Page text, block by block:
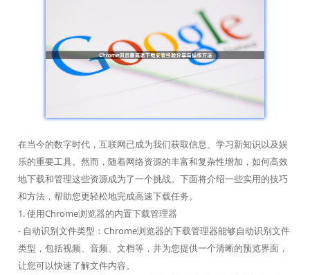
在当今的数字时代，互联网已成为我们获取信息、学习新知识以及娱
乐的重要工具。然而，随着网络资源的丰富和复杂性增加，如何高效
地下载和管理这些资源成为了一个挑战。下面将介绍一些实用的技巧
和方法，帮助您更轻松地完成高速下载任务。
1. 使用Chrome浏览器的内置下载管理器
- 自动识别文件类型：Chrome浏览器的下载管理器能够自动识别文件
类型，包括视频、音频、文档等，并为您提供一个清晰的预览界面，
让您可以快速了解文件内容。